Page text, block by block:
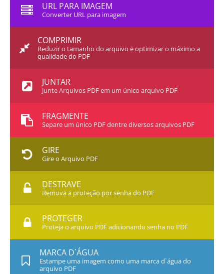
URL PARA IMAGEM
Converter URL para imagem
COMPRIMIR
Reduzir o tamanho do arquivo e optimizar o máximo a
qualidade do PDF
JUNTAR
Junte Arquivos PDF em um único arquivo PDF
FRAGMENTE
Separe um único PDF dentre diversos arquivos PDF
GIRE
Gire o Arquivo PDF
DESTRAVE
Remova a proteção por senha do PDF
PROTEGER
Proteja o arquivo PDF adicionando senha no PDF
MARCA D`ÁGUA
Estampe uma imagem como uma marca d`água do
arquivo PDF